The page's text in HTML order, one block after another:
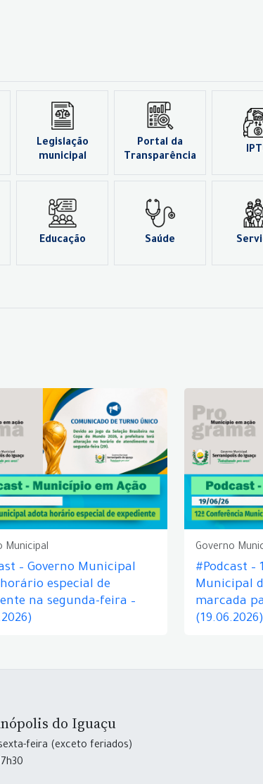
Legislação
municipal
Portal da
Transparência
Educação Saúde
Municipal
– Governo Municipal
especial de
na segunda-feira –
Governo
#Podcast –
Municipal
marcada
(19.06.2026)
do Iguaçu
feira (exceto feriados)